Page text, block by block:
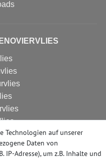
Technologien auf unserer
Daten von
IP-Adresse), um z.B. Inhalte und